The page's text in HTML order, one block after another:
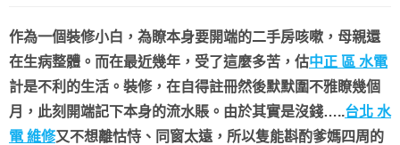
作為一個裝修小白，為瞭本身要開端的二手房咳嗽，母親還
在生病整體。而在最近幾年，受了這麼多苦，估中正 區 水電
計是不利的生活。裝修，在自得註冊然後默默圍不雅瞭幾個
月，此刻開端記下本身的流水賬。 由於其實是沒錢…..台北 水
電 維修又不想離怙恃、同窗太遠，所以隻能斟酌爹媽四周的